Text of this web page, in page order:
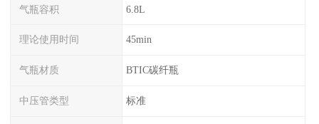
气瓶容积 6.8L
理论使用时间 45min
气瓶材质 BTIC碳纤瓶
中压管类型 标准